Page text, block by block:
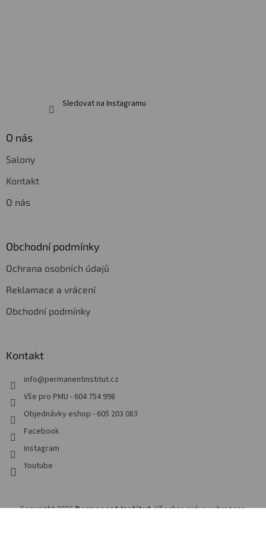
Sledovat na Instagramu
O nás
Salony
Kontakt
O nás
Obchodní podmínky
Ochrana osobních údajů
Reklamace a vrácení
Obchodní podmínky
Kontakt
info@permanentinstitut.cz
Vše pro PMU - 604 754 998
Objednávky eshop - 605 203 083
Facebook
Instagram
Youtube
Copyright 2026Permanent Institut. Všechna práva vyhrazena.